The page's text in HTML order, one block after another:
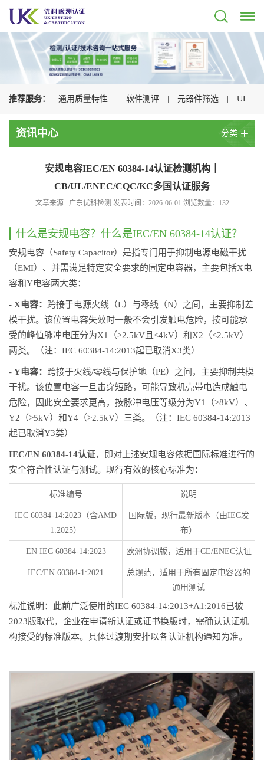
推荐服务： 通用质量特性 | 软件测评 | 元器件筛选 | UL
认证 | CSA认证
资讯中心 分类
安规电容IEC/EN 60384-14认证检测机构｜
CB/UL/ENEC/CQC/KC多国认证服务
文章来源 : 广东优科检测 发表时间：2026-06-01 浏览数量： 132
什么是安规电容？什么是IEC/EN 60384-14认证？
安规电容（Safety Capacitor）是指专门用于抑制电源电磁干扰
（EMI）、并需满足特定安全要求的固定电容器，主要包括X电
容和Y电容两大类：
- X电容： 跨接于电源火线（L）与零线（N）之间，主要抑制差
模干扰。该位置电容失效时一般不会引发触电危险，按可能承
受的峰值脉冲电压分为X1（>2.5kV且≤4kV）和X2（≤2.5kV）
两类。（注：IEC 60384-14:2013起已取消X3类）
- Y电容： 跨接于火线/零线与保护地（PE）之间，主要抑制共模
干扰。该位置电容一旦击穿短路，可能导致机壳带电造成触电
危险，因此安全要求更高，按脉冲电压等级分为Y1（>8kV）、
Y2（>5kV）和Y4（>2.5kV）三类。（注：IEC 60384-14:2013
起已取消Y3类）
IEC/EN 60384-14认证，即对上述安规电容依据国际标准进行的
安全符合性认证与测试。现行有效的核心标准为：
标准编号 说明
IEC 60384-14:2023（含AMD
1:2025）
国际版，现行最新版本（由IEC发
布）
EN IEC 60384-14:2023 欧洲协调版，适用于CE/ENEC认证
IEC/EN 60384-1:2021
总规范，适用于所有固定电容器的
通用测试
标准说明：此前广泛使用的IEC 60384-14:2013+A1:2016已被
2023版取代，企业在申请新认证或证书换版时，需确认认证机
构接受的标准版本。具体过渡期安排以各认证机构通知为准。